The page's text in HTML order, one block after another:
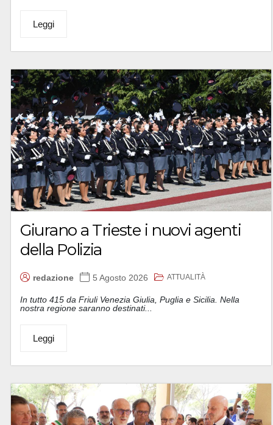
Leggi
Giurano a Trieste i nuovi agenti
della Polizia
redazione 5 Agosto 2026 ATTUALITÀ
In tutto 415 da Friuli Venezia Giulia, Puglia e Sicilia. Nella
nostra regione saranno destinati...
Leggi